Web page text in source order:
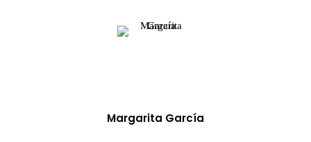
Margarita García